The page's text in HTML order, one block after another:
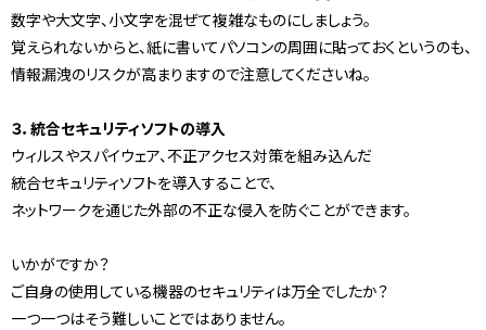
数字や大文字、小文字を混ぜて複雑なものにしましょう。
覚えられないからと、紙に書いてパソコンの周囲に貼っておくというのも、
情報漏洩のリスクが高まりますので注意してくださいね。
３．統合セキュリティソフトの導入
ウィルスやスパイウェア、不正アクセス対策を組み込んだ
統合セキュリティソフトを導入することで、
ネットワークを通じた外部の不正な侵入を防ぐことができます。
いかがですか？
ご自身の使用している機器のセキュリティは万全でしたか？
一つ一つはそう難しいことではありません。